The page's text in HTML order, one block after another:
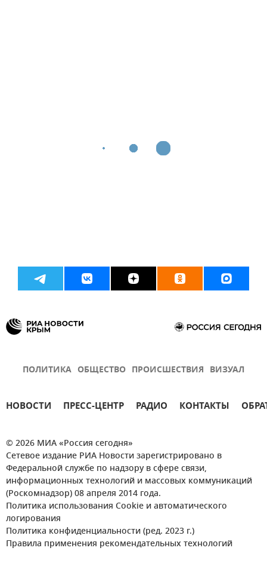
ПОЛИТИКА ОБЩЕСТВО ПРОИСШЕСТВИЯ ВИЗУАЛ
НОВОСТИ ПРЕСС-ЦЕНТР РАДИО КОНТАКТЫ
© 2026 МИА «Россия сегодня»
Сетевое издание РИА Новости зарегистрировано в
Федеральной службе по надзору в сфере связи,
информационных технологий и массовых коммуникаций
(Роскомнадзор) 08 апреля 2014 года.
Политика использования Cookie и автоматического
логирования
Политика конфиденциальности (ред. 2023 г.)
Правила применения рекомендательных технологий